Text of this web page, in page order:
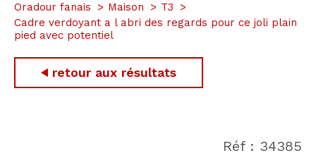
Oradour fanais
Maison
T3
Cadre verdoyant a l abri des regards pour ce joli plain
pied avec potentiel
retour aux résultats
Réf : 34385